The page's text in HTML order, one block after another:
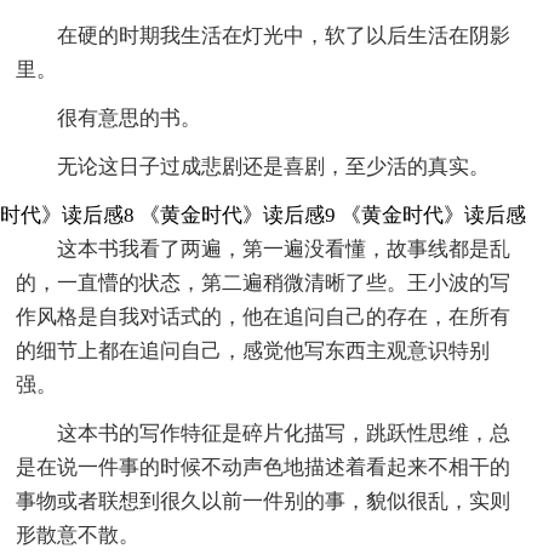
在硬的时期我生活在灯光中，软了以后生活在阴影
里。
很有意思的书。
无论这日子过成悲剧还是喜剧，至少活的真实。
时代》读后感8
这本书我看了两遍，第一遍没看懂，故事线都是乱
的，一直懵的状态，第二遍稍微清晰了些。王小波的写
作风格是自我对话式的，他在追问自己的存在，在所有
的细节上都在追问自己，感觉他写东西主观意识特别
强。
这本书的写作特征是碎片化描写，跳跃性思维，总
是在说一件事的时候不动声色地描述着看起来不相干的
事物或者联想到很久以前一件别的事，貌似很乱，实则
形散意不散。
《黄金时代》读后感9 《黄金时代》读后感